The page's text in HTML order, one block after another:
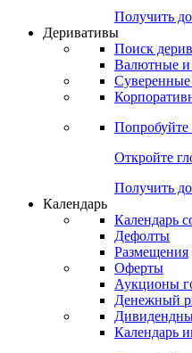
Получить
Деривативы
Поиск
Валютные и
Попробуйте
Откройте
Получить
Календарь
Календарь
Дефолты
Размещения
Оферты
Аукционы
Денежный
Календарь